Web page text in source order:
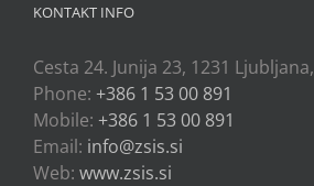
KONTAKT INFO
Cesta 24. Junija 23, 1231 Ljubljana,
Phone: +386 1 53 00 891
Mobile: +386 1 53 00 891
Email: info@zsis.si
Web: www.zsis.si